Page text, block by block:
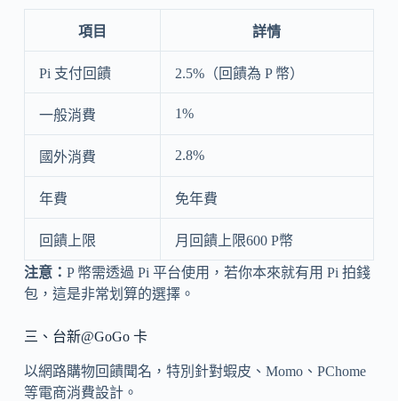
項目 詳情
Pi 支付回饋 2.5%（回饋為 P 幣）
一般消費 1%
國外消費 2.8%
年費 免年費
回饋上限 月回饋上限600 P幣
注意： P 幣需透過 Pi 平台使用，若你本來就有用 Pi 拍錢
包，這是非常划算的選擇。
三、台新@GoGo 卡
以網路購物回饋聞名，特別針對蝦皮、Momo、PChome
等電商消費設計。